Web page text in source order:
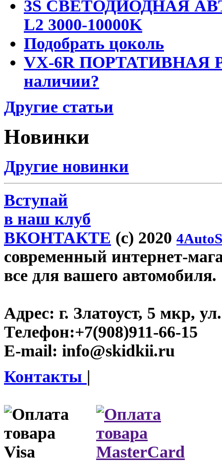
3S СВЕТОДИОДНАЯ
L2 3000-10000K
Подобрать цоколь
VX-6R ПОРТАТИВНАЯ
наличии?
Другие статьи
Новинки
Другие новинки
Вступай
в наш клуб
ВКОНТАКТЕ (c) 2020
современный интернет-
все для вашего автомобиля.
Адрес: г. Златоуст, 5 мкр,
Телефон:+7(908)911-66-15
E-mail: info@skidkii.ru
Контакты